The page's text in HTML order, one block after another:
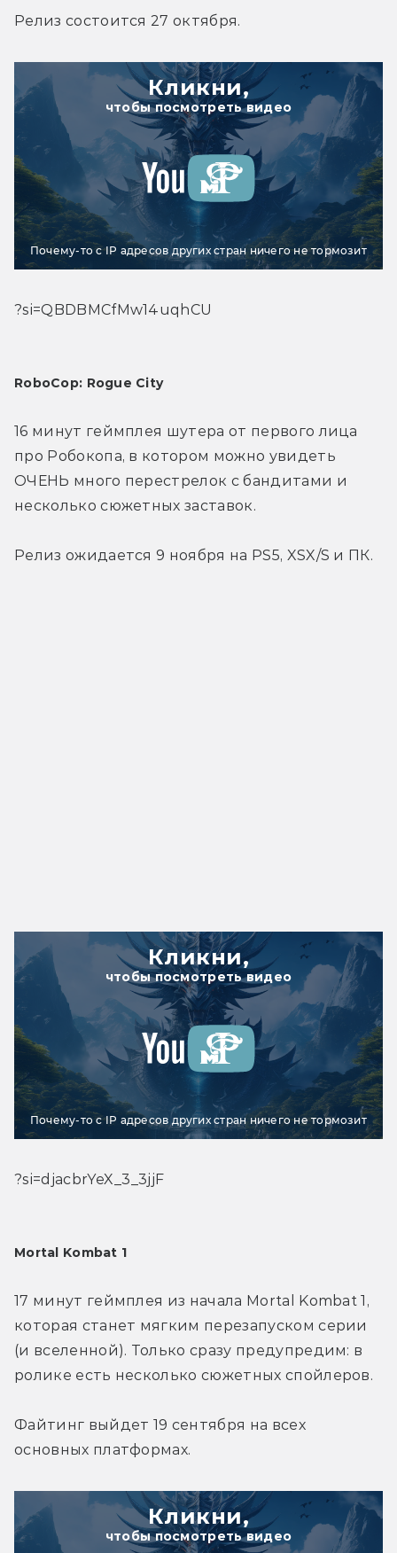
Релиз состоится 27 октября.
Кликни,
чтобы посмотреть видео
Почему-то с IP адресов других стран ничего не тормозит
?si=QBDBMCfMw14uqhCU
RoboCop: Rogue City
16 минут геймплея шутера от первого лица
про Робокопа, в котором можно увидеть
ОЧЕНЬ много перестрелок с бандитами и
несколько сюжетных заставок.
Релиз ожидается 9 ноября на PS5, XSX/S и ПК.
Кликни,
чтобы посмотреть видео
Почему-то с IP адресов других стран ничего не тормозит
?si=djacbrYeX_3_3jjF
Mortal Kombat 1
17 минут геймплея из начала Mortal Kombat 1,
которая станет мягким перезапуском серии
(и вселенной). Только сразу предупредим: в
ролике есть несколько сюжетных спойлеров.
Файтинг выйдет 19 сентября на всех
основных платформах.
Кликни,
чтобы посмотреть видео